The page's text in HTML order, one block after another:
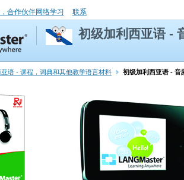
合作伙伴网络学习 联系
初级加利西亚语 -
语 - 课程，词典和其他教学语言材料 初级加利西亚语 - 音